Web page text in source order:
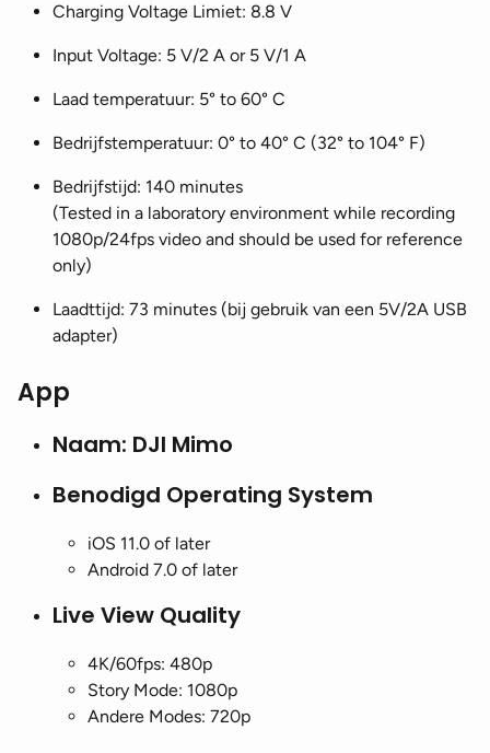
Charging Voltage Limiet: 8.8 V
Input Voltage: 5 V/2 A or 5 V/1 A
Laad temperatuur: 5° to 60° C
Bedrijfstemperatuur: 0° to 40° C (32° to 104° F)
Bedrijfstijd: 140 minutes
(Tested in a laboratory environment while recording
1080p/24fps video and should be used for reference
only)
Laadttijd: 73 minutes (bij gebruik van een 5V/2A USB
adapter)
App
Naam: DJI Mimo
Benodigd Operating System
iOS 11.0 of later
Android 7.0 of later
Live View Quality
4K/60fps: 480p
Story Mode: 1080p
Andere Modes: 720p